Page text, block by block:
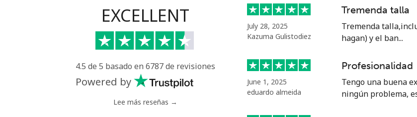
Celular ⁦53.9¢⁩ 18 min
Malta
Línea fija ⁦39.5¢⁩
Celular 17 min
EXCELLENT
4.5 de 5 basado en 6787 de revisiones
Powered by
Lee más reseñas →
July 28, 2025
Kazuma Gulistodiez
Tremenda talla
Tremenda
hagan) y el ban...
June 1, 2025
eduardo almeida
Profesionalidad
Tengo una buena
ningún problema,